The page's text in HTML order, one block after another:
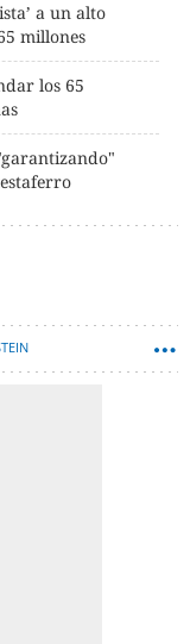
a un alto
millones
los 65